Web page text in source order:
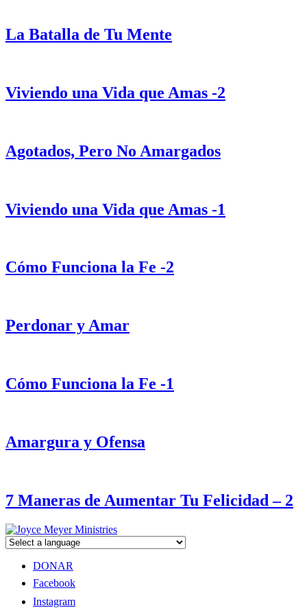
La Batalla de Tu Mente
Viviendo una Vida que Amas -2
Agotados, Pero No Amargados
Viviendo una Vida que Amas -1
Cómo Funciona la Fe -2
Perdonar y Amar
Cómo Funciona la Fe -1
Amargura y Ofensa
7 Maneras de Aumentar Tu Felicidad – 2
DONAR
Facebook
Instagram